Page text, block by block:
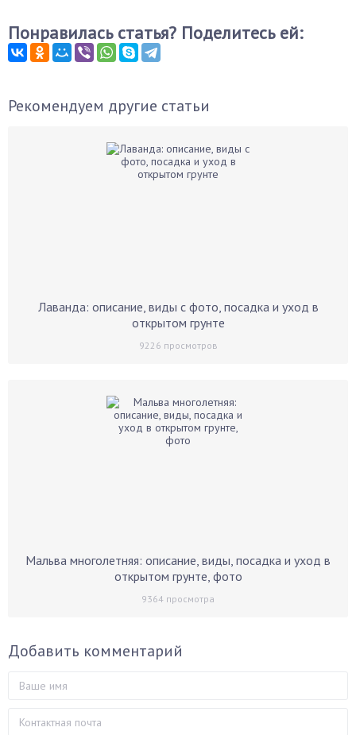
Понравилась статья? Поделитесь ей:
Рекомендуем другие статьи
Лаванда: описание, виды с фото, посадка и уход в
открытом грунте
9226 просмотров
Мальва многолетняя: описание, виды, посадка и уход в
открытом грунте, фото
9364 просмотра
Добавить комментарий